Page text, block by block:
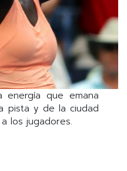
energía que emana
pista y de la ciudad
los jugadores.